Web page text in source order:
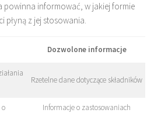
powinna informować, w jakiej formie
płyną z jej stosowania.
Dozwolone informacje
Rzetelne dane dotyczące składników
Informacje o zastosowaniach